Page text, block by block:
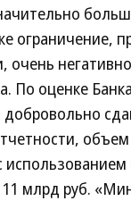
ограничение,
По оценке
добровольно
объем
11 млрд руб.